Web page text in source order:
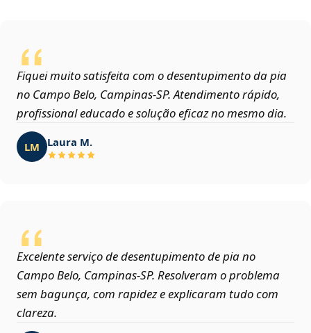
Fiquei muito satisfeita com o desentupimento da pia
no Campo Belo, Campinas‑SP. Atendimento rápido,
profissional educado e solução eficaz no mesmo dia.
LM Laura M.
Excelente serviço de desentupimento de pia no
Campo Belo, Campinas‑SP. Resolveram o problema
sem bagunça, com rapidez e explicaram tudo com
clareza.